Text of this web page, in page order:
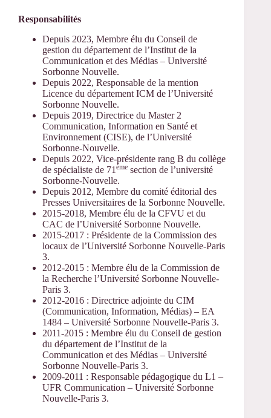
Responsabilités
Depuis 2023, Membre élu du Conseil de
gestion du département de l’Institut de la
Communication et des Médias – Université
Sorbonne Nouvelle.
Depuis 2022, Responsable de la mention
Licence du département ICM de l’Université
Sorbonne Nouvelle.
Depuis 2019, Directrice du Master 2
Communication, Information en Santé et
Environnement (CISE), de l’Université
Sorbonne-Nouvelle.
Depuis 2022, Vice-présidente rang B du collège
de spécialiste de 71 ème section de l’université
Sorbonne-Nouvelle.
Depuis 2012, Membre du comité éditorial des
Presses Universitaires de la Sorbonne Nouvelle.
2015-2018, Membre élu de la CFVU et du
CAC de l’Université Sorbonne Nouvelle.
2015-2017 : Présidente de la Commission des
locaux de l’Université Sorbonne Nouvelle-Paris
3.
2012-2015 : Membre élu de la Commission de
la Recherche l’Université Sorbonne Nouvelle-
Paris 3.
2012-2016 : Directrice adjointe du CIM
(Communication, Information, Médias) – EA
1484 – Université Sorbonne Nouvelle-Paris 3.
2011-2015 : Membre élu du Conseil de gestion
du département de l’Institut de la
Communication et des Médias – Université
Sorbonne Nouvelle-Paris 3.
2009-2011 : Responsable pédagogique du L1 –
UFR Communication – Université Sorbonne
Nouvelle-Paris 3.